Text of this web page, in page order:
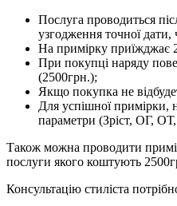
Послуга проводиться
узгодження точної
На примірку приїжджає
При покупці наряду
(2500грн.);
Якщо покупка не
Для успішної примірки,
параметри (Зріст, ОГ,
Також можна проводити
послуги якого коштують
Консультацію стиліста